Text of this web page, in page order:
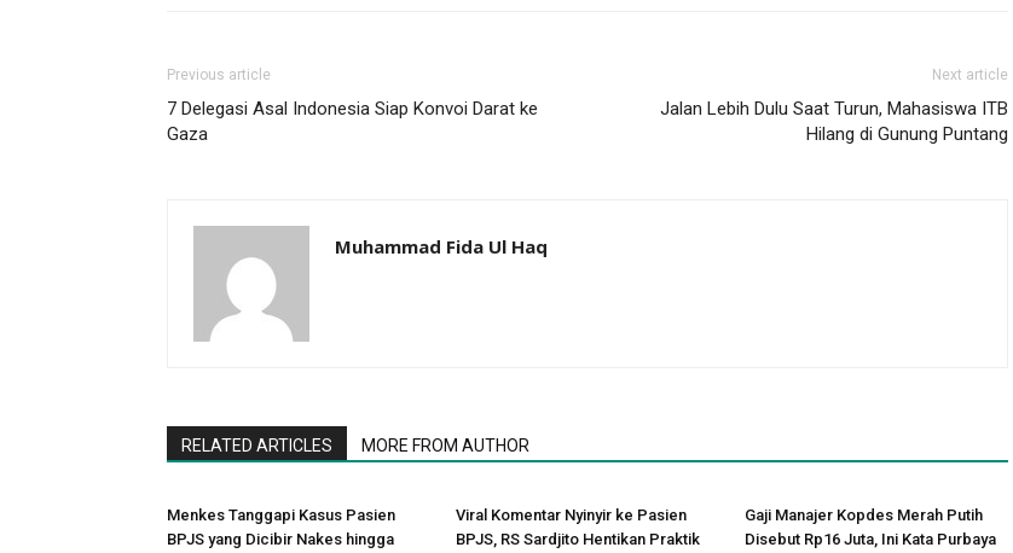
Previous article
7 Delegasi Asal Indonesia Siap Konvoi Darat ke
Gaza
Next article
Jalan Lebih Dulu Saat Turun, Mahasiswa ITB
Hilang di Gunung Puntang
Muhammad Fida Ul Haq
RELATED ARTICLES MORE FROM AUTHOR
Menkes Tanggapi Kasus Pasien
BPJS yang Dicibir Nakes hingga
Viral Komentar Nyinyir ke Pasien
BPJS, RS Sardjito Hentikan Praktik
Gaji Manajer Kopdes Merah Putih
Disebut Rp16 Juta, Ini Kata Purbaya